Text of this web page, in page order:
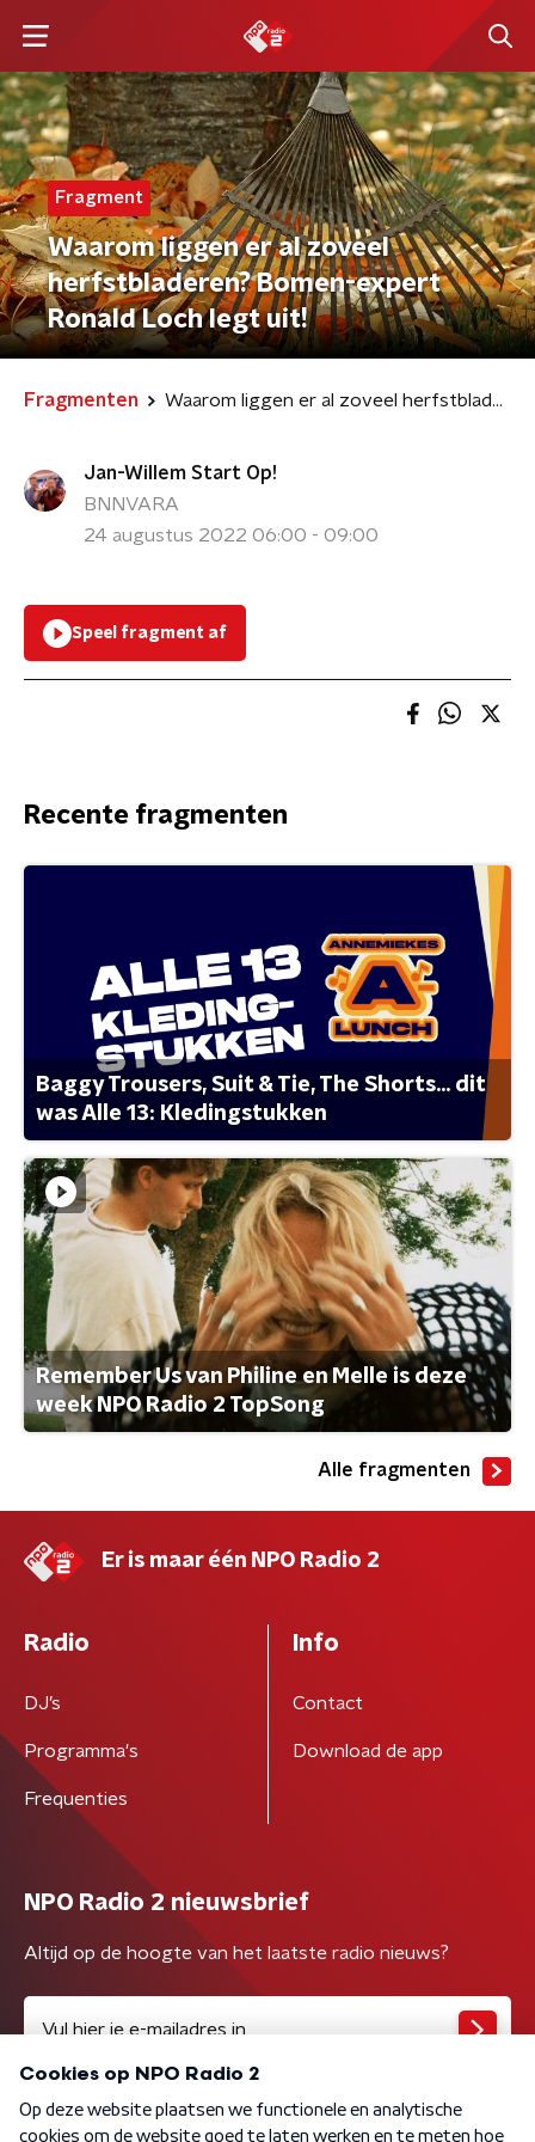
Fragment
Waarom liggen er al zoveel
herfstbladeren? Bomen-expert
Ronald Loch legt uit!
Fragmenten Waarom liggen er al zoveel herfstbladeren? Bomen-expert Ronald Loch legt uit!
Jan-Willem Start Op!
BNNVARA
24 augustus 2022 06:00 - 09:00
Speel fragment af
Recente fragmenten
Baggy Trousers, Suit & Tie, The Shorts... dit
was Alle 13: Kledingstukken
Remember Us van Philine en Melle is deze
week NPO Radio 2 TopSong
Alle fragmenten
Er is maar één NPO Radio 2
Radio
DJ’s
Programma's
Frequenties
Info
Contact
Download de app
NPO Radio 2 nieuwsbrief
Altijd op de hoogte van het laatste radio nieuws?